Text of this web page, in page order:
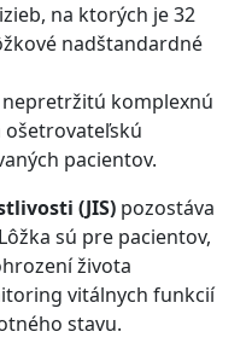
na ktorých je 32
nadštandardné
komplexnú
pacientov.
(JIS) pozostáva
sú pre pacientov,
života
vitálnych funkcií
stavu.